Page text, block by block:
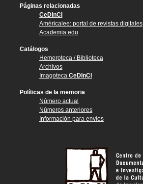
Páginas relacionadas
CeDInCI
Américalee: portal de revistas digitales
Academia.edu
Catálogos
Hemeroteca / Biblioteca
Archivos
Imagoteca CeDInCI
Políticas de la memoria
Número actual
Números anteriores
Información para envíos